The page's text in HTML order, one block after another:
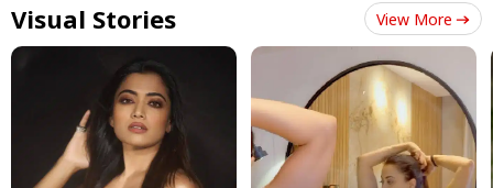
Visual Stories View More